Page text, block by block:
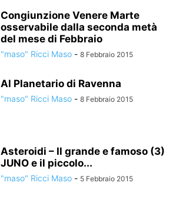
Congiunzione Venere Marte
osservabile dalla seconda metà
del mese di Febbraio
"maso" Ricci Maso - 8 Febbraio 2015
Al Planetario di Ravenna
"maso" Ricci Maso - 8 Febbraio 2015
Asteroidi – Il grande e famoso (3)
JUNO e il piccolo...
"maso" Ricci Maso - 5 Febbraio 2015